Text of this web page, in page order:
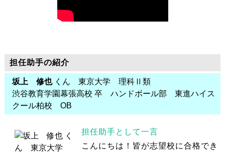
担任助手の紹介
坂上 修也くん 東京大学 理科Ⅱ類
渋谷教育学園幕張高校 卒 ハンドボール部 東進ハイス
クール柏校 OB
担任助手として一言
こんにちは！皆が志望校に合格でき